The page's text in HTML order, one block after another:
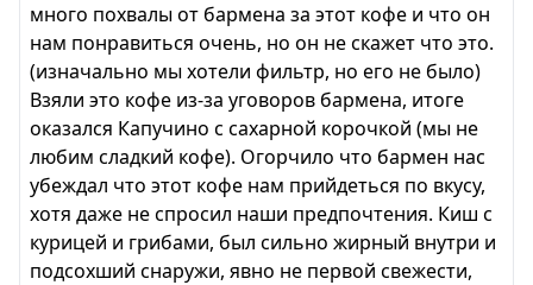
много похвалы от бармена за этот кофе и что он
нам понравиться очень, но он не скажет что это.
(изначально мы хотели фильтр, но его не было)
Взяли это кофе из-за уговоров бармена, итоге
оказался Капучино с сахарной корочкой (мы не
любим сладкий кофе). Огорчило что бармен нас
убеждал что этот кофе нам прийдеться по вкусу,
хотя даже не спросил наши предпочтения. Киш с
курицей и грибами, был сильно жирный внутри и
подсохший снаружи, явно не первой свежести,